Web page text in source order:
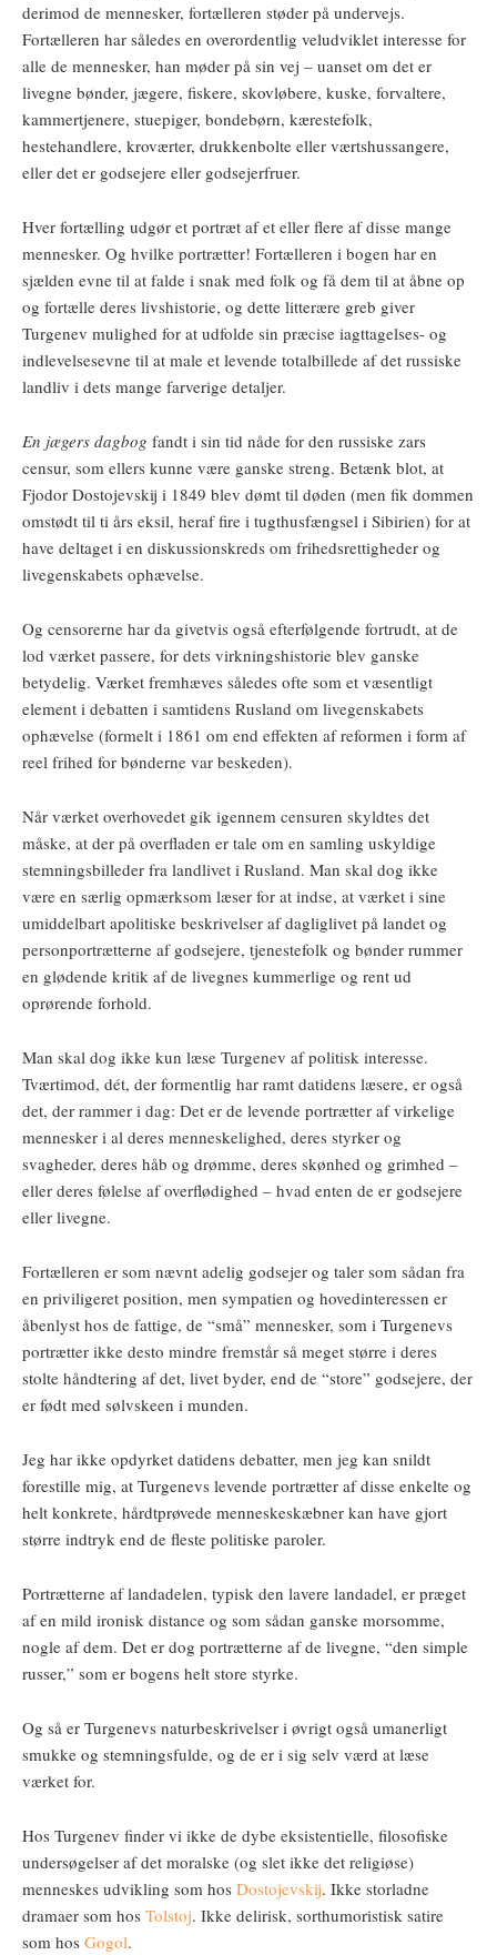
derimod de mennesker, fortælleren støder på undervejs.
Fortælleren har således en overordentlig veludviklet interesse for
alle de mennesker, han møder på sin vej – uanset om det er
livegne bønder, jægere, fiskere, skovløbere, kuske, forvaltere,
kammertjenere, stuepiger, bondebørn, kærestefolk,
hestehandlere, kroværter, drukkenbolte eller værtshussangere,
eller det er godsejere eller godsejerfruer.
Hver fortælling udgør et portræt af et eller flere af disse mange
mennesker. Og hvilke portrætter! Fortælleren i bogen har en
sjælden evne til at falde i snak med folk og få dem til at åbne op
og fortælle deres livshistorie, og dette litterære greb giver
Turgenev mulighed for at udfolde sin præcise iagttagelses- og
indlevelsesevne til at male et levende totalbillede af det russiske
landliv i dets mange farverige detaljer.
En jægers dagbog fandt i sin tid nåde for den russiske zars
censur, som ellers kunne være ganske streng. Betænk blot, at
Fjodor Dostojevskij i 1849 blev dømt til døden (men fik dommen
omstødt til ti års eksil, heraf fire i tugthusfængsel i Sibirien) for at
have deltaget i en diskussionskreds om frihedsrettigheder og
livegenskabets ophævelse.
Og censorerne har da givetvis også efterfølgende fortrudt, at de
lod værket passere, for dets virkningshistorie blev ganske
betydelig. Værket fremhæves således ofte som et væsentligt
element i debatten i samtidens Rusland om livegenskabets
ophævelse (formelt i 1861 om end effekten af reformen i form af
reel frihed for bønderne var beskeden).
Når værket overhovedet gik igennem censuren skyldtes det
måske, at der på overfladen er tale om en samling uskyldige
stemningsbilleder fra landlivet i Rusland. Man skal dog ikke
være en særlig opmærksom læser for at indse, at værket i sine
umiddelbart apolitiske beskrivelser af dagliglivet på landet og
personportrætterne af godsejere, tjenestefolk og bønder rummer
en glødende kritik af de livegnes kummerlige og rent ud
oprørende forhold.
Man skal dog ikke kun læse Turgenev af politisk interesse.
Tværtimod, dét, der formentlig har ramt datidens læsere, er også
det, der rammer i dag: Det er de levende portrætter af virkelige
mennesker i al deres menneskelighed, deres styrker og
svagheder, deres håb og drømme, deres skønhed og grimhed –
eller deres følelse af overflødighed – hvad enten de er godsejere
eller livegne.
Fortælleren er som nævnt adelig godsejer og taler som sådan fra
en priviligeret position, men sympatien og hovedinteressen er
åbenlyst hos de fattige, de “små” mennesker, som i Turgenevs
portrætter ikke desto mindre fremstår så meget større i deres
stolte håndtering af det, livet byder, end de “store” godsejere, der
er født med sølvskeen i munden.
Jeg har ikke opdyrket datidens debatter, men jeg kan snildt
forestille mig, at Turgenevs levende portrætter af disse enkelte og
helt konkrete, hårdtprøvede menneskeskæbner kan have gjort
større indtryk end de fleste politiske paroler.
Portrætterne af landadelen, typisk den lavere landadel, er præget
af en mild ironisk distance og som sådan ganske morsomme,
nogle af dem. Det er dog portrætterne af de livegne, “den simple
russer,” som er bogens helt store styrke.
Og så er Turgenevs naturbeskrivelser i øvrigt også umanerligt
smukke og stemningsfulde, og de er i sig selv værd at læse
værket for.
Hos Turgenev finder vi ikke de dybe eksistentielle, filosofiske
undersøgelser af det moralske (og slet ikke det religiøse)
menneskes udvikling som hos Dostojevskij. Ikke storladne
dramaer som hos Tolstoj. Ikke delirisk, sorthumoristisk satire
som hos Gogol.